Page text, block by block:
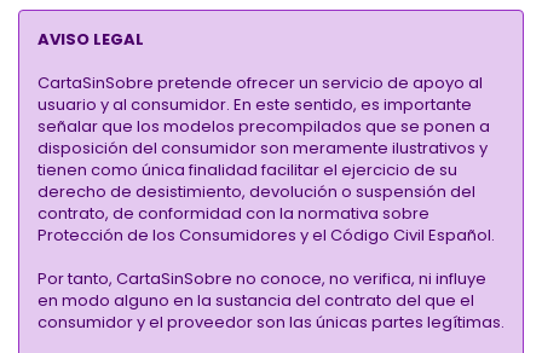
AVISO LEGAL
CartaSinSobre pretende ofrecer un servicio de apoyo al
usuario y al consumidor. En este sentido, es importante
señalar que los modelos precompilados que se ponen a
disposición del consumidor son meramente ilustrativos y
tienen como única finalidad facilitar el ejercicio de su
derecho de desistimiento, devolución o suspensión del
contrato, de conformidad con la normativa sobre
Protección de los Consumidores y el Código Civil Español.
Por tanto, CartaSinSobre no conoce, no verifica, ni influye
en modo alguno en la sustancia del contrato del que el
consumidor y el proveedor son las únicas partes legítimas.